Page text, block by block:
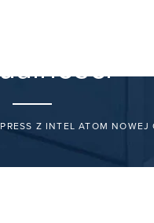
Z INTEL ATOM NOWEJ